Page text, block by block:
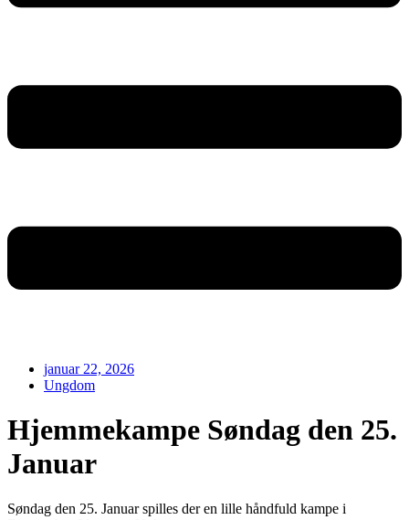
januar 22, 2026
Ungdom
Hjemmekampe Søndag den 25.
Januar
Søndag den 25. Januar spilles der en lille håndfuld kampe i